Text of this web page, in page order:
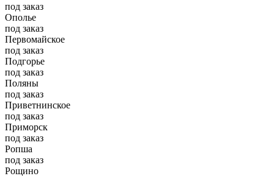
под заказ
Ополье
под заказ
Первомайское
под заказ
Подгорье
под заказ
Поляны
под заказ
Приветнинское
под заказ
Приморск
под заказ
Ропша
под заказ
Рощино